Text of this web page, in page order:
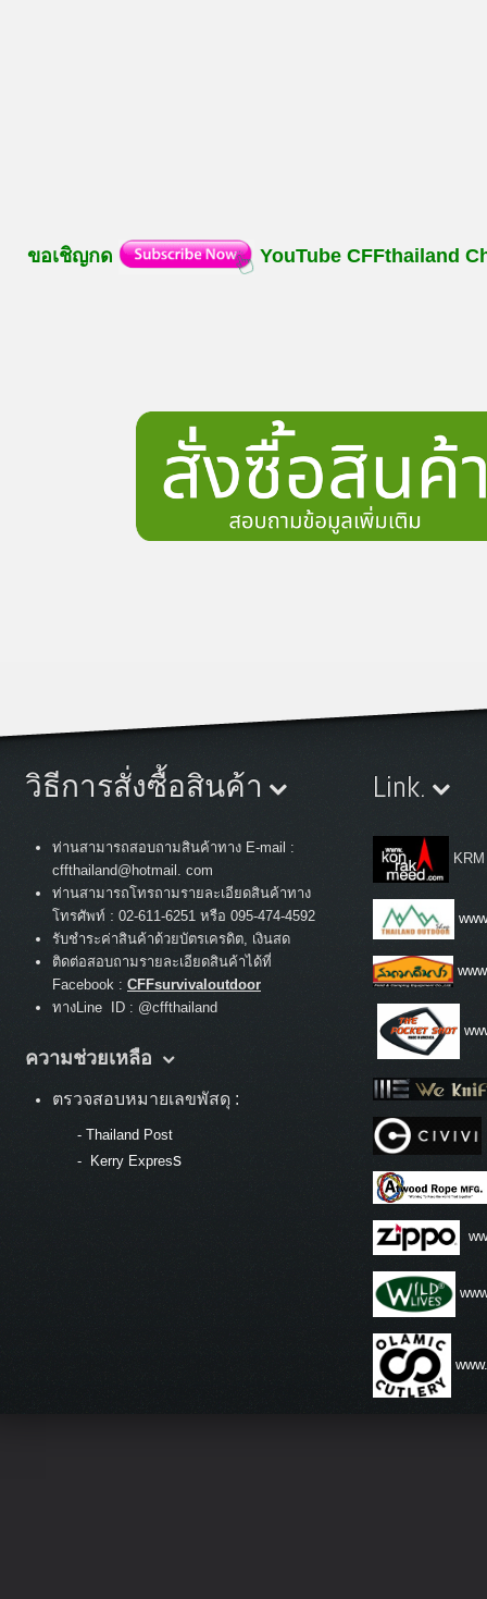
ขอเชิญกด YouTube CFFthailand
วิธีการสั่งซื้อสินค้า
ท่านสามารถสอบถามสินค้าทาง E-mail :
cffthailand@hotmail. com
ท่านสามารถโทรถามรายละเอียดสินค้าทาง
โทรศัพท์ : 02-611-6251 หรือ 095-474-4592
รับชำระค่าสินค้าด้วยบัตรเครดิต, เงินสด
ติดต่อสอบถามรายละเอียดสินค้าได้ที่
Facebook : CFFsurvivaloutdoor
ทางLine ID : @cffthailand
ความช่วยเหลือ
ตรวจสอบหมายเลขพัสดุ :
- Thailand Post
-
Kerry Express
Link.
KRM